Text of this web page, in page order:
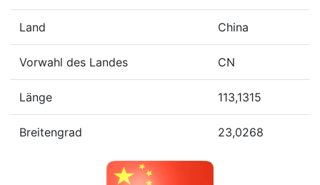
Land China
Vorwahl des Landes CN
Länge 113,1315
Breitengrad 23,0268